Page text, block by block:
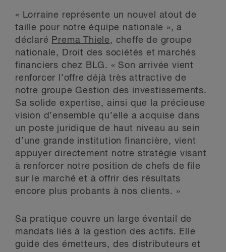
« Lorraine représente un nouvel atout de
taille pour notre équipe nationale », a
déclaré Prema Thiele, cheffe de groupe
nationale, Droit des sociétés et marchés
financiers chez BLG. « Son arrivée vient
renforcer l’offre déjà très attractive de
notre groupe Gestion des investissements.
Sa solide expertise, ainsi que la précieuse
vision d’ensemble qu’elle a acquise dans
un poste juridique de haut niveau au sein
d’une grande institution financière, vient
appuyer directement notre stratégie visant
à renforcer notre position de chefs de file
sur le marché et à offrir des résultats
encore plus probants à nos clients. »
Sa pratique couvre un large éventail de
mandats liés à la gestion des actifs. Elle
guide des émetteurs, des distributeurs et